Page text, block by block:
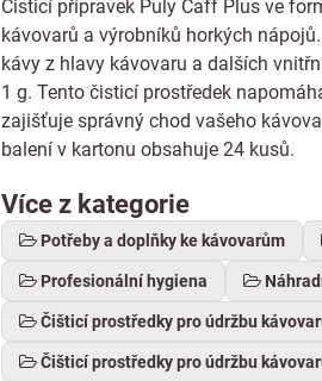
Čisticí přípravek Puly Caff Plus ve
kávovarů a výrobníků horkých
kávy z hlavy kávovaru a dalších
1 g. Tento čisticí prostředek
zajišťuje správný chod vašeho
balení v kartonu obsahuje 24 kusů.
Více z kategorie
Potřeby a doplňky ke kávovarům
Profesionální hygiena
Čišticí prostředky pro údržbu
Čišticí prostředky pro údržbu